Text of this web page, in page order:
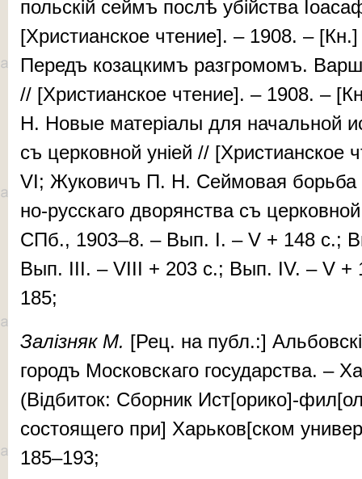
поль­скій сеймъ пос­лѣ убій­ства
[Христианское чтение]. – 1908. –
Пе­редъ ко­зац­кимъ раз­гро­момъ.
// [Хри­сти­ан­ское чтение]. – 1908. –
Н. Но­вые ма­те­рі­а­лы для на­чаль­ной
съ цер­ков­ной уні­ей // [Христианское
VI; Жу­ко­вичъ П. Н. Сей­мо­вая борь­ба
но-рус­­ска­го дво­рян­ства съ
СПб., 1903–8. – Вып. I. – V + 148 c.;
Вып. III. – VIII + 203 c.; Вып. IV. – V
185;
За­ліз­няк М. [Рец. на публ.:]
го­­родъ Мос­ков­ска­го го­су­дар­ства. –
(Відби­ток: Сбор­ни­к Ист[ори­ко]-
сос­то­я­ще­го при] Харь­ков[ском
185–193;